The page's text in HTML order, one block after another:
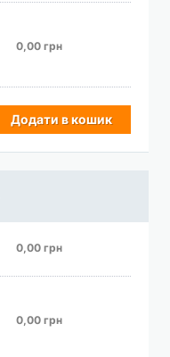
0,00 грн
Додати в кошик
0,00 грн
0,00 грн